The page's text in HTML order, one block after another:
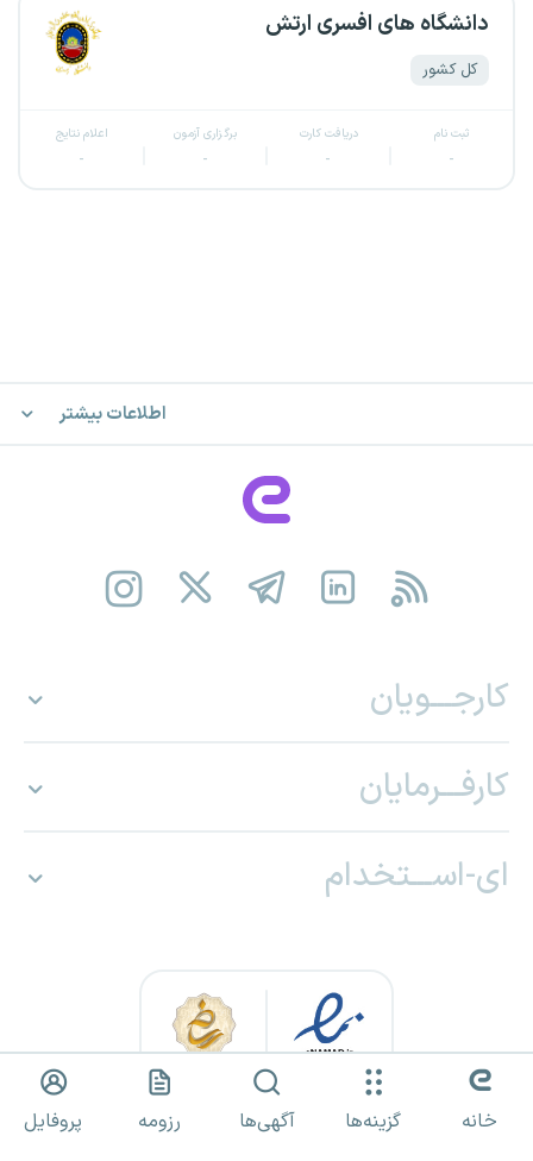
دانشگاه های افسری ارتش
کل کشور
ثبت نام
-
دریافت کارت
-
برگزاری آزمون
-
اعلام نتایج
-
اطلاعات بیشتر
کارجـــویان
کارفـــرمایان
ای-اســـتخدام
خانه گزینه‌ها آگهی‌ها رزومه پروفایل